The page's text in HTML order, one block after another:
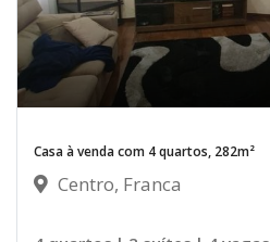
Casa à venda com 4 quartos, 282m²
Centro, Franca